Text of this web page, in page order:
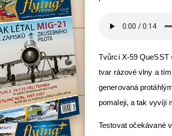
Tvůrci X-59 QueSST
tvar rázové vlny a
generovaná
pomaleji, a tak vyvíjí
Testovat očekávané